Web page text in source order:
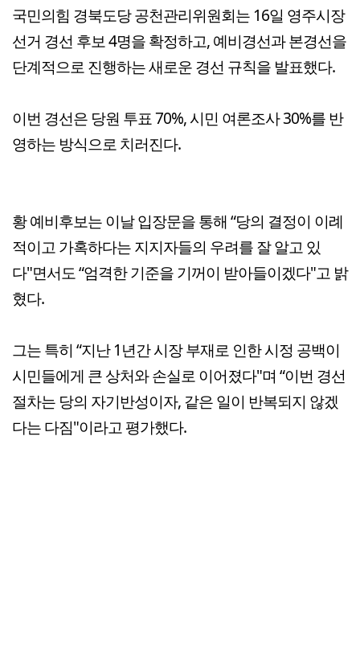
국민의힘 경북도당 공천관리위원회는 16일 영주시장
선거 경선 후보 4명을 확정하고, 예비경선과 본경선을
단계적으로 진행하는 새로운 경선 규칙을 발표했다.
이번 경선은 당원 투표 70%, 시민 여론조사 30%를 반
영하는 방식으로 치러진다.
황 예비후보는 이날 입장문을 통해 “당의 결정이 이례
적이고 가혹하다는 지지자들의 우려를 잘 알고 있
다"면서도 “엄격한 기준을 기꺼이 받아들이겠다"고 밝
혔다.
그는 특히 “지난 1년간 시장 부재로 인한 시정 공백이
시민들에게 큰 상처와 손실로 이어졌다"며 “이번 경선
절차는 당의 자기반성이자, 같은 일이 반복되지 않겠
다는 다짐"이라고 평가했다.